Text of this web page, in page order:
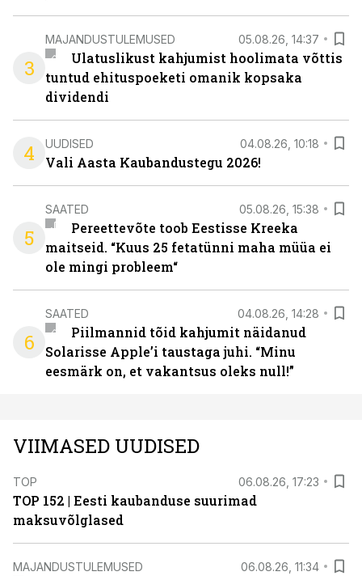
3
MAJANDUSTULEMUSED 05.08.26, 14:37
Ulatuslikust kahjumist hoolimata võttis
tuntud ehituspoeketi omanik kopsaka
dividendi
4 UUDISED 04.08.26, 10:18
Vali Aasta Kaubandustegu 2026!
5
SAATED 05.08.26, 15:38
Pereettevõte toob Eestisse Kreeka
maitseid. “Kuus 25 fetatünni maha müüa ei
ole mingi probleem“
6
SAATED 04.08.26, 14:28
Piilmannid tõid kahjumit näidanud
Solarisse Apple’i taustaga juhi. “Minu
eesmärk on, et vakantsus oleks null!”
VIIMASED UUDISED
TOP 06.08.26, 17:23
TOP 152 | Eesti kaubanduse suurimad
maksuvõlglased
MAJANDUSTULEMUSED 06.08.26, 11:34